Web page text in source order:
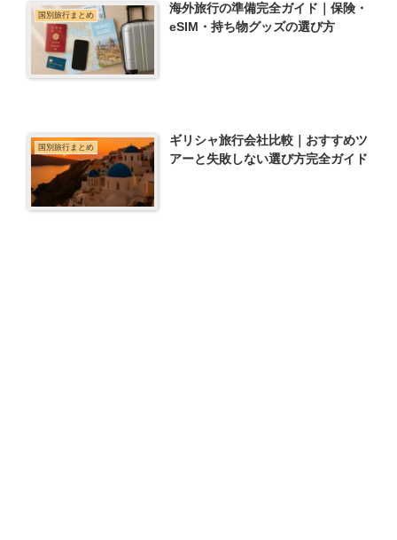
国別旅行まとめ
海外旅行の準備完全ガイド｜保険・
eSIM・持ち物グッズの選び方
国別旅行まとめ
ギリシャ旅行会社比較｜おすすめツ
アーと失敗しない選び方完全ガイド